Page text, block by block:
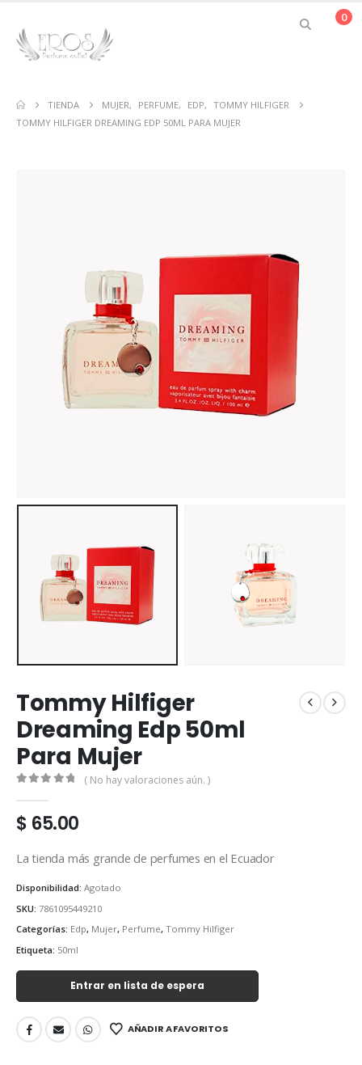
0
TIENDA MUJER, PERFUME, EDP,
TOMMY HILFIGER
TOMMY HILFIGER DREAMING EDP 50ML PARA MUJER
Tommy Hilfiger
Dreaming Edp 50ml
Para Mujer
( No hay valoraciones aún. )
$ 65.00
La tienda más grande de perfumes en el Ecuador
Disponibilidad: Agotado
SKU: 7861095449210
Categorías: Edp, Mujer, Perfume, Tommy Hilfiger
Etiqueta: 50ml
Entrar en lista de espera
AÑADIR A FAVORITOS